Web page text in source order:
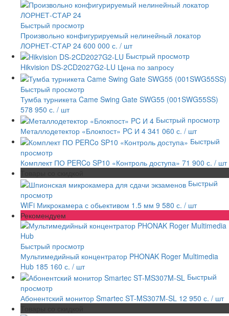
Быстрый просмотр
Произвольно конфигурируемый нелинейный локатор
ЛОРНЕТ-СТАР 24 600 000 с. / шт
Быстрый просмотр
Hikvision DS-2CD2027G2-LU Цена по запросу
Быстрый просмотр
Тумба турникета Came Swing Gate SWG55 (001SWG55SS)
578 950 с. / шт
Быстрый просмотр
Металлодетектор «Блокпост» PC И 4 341 060 с. / шт
Быстрый
просмотр
Комплект ПО PERCo SP10 «Контроль доступа» 71 900 с. / шт
Быстрый
просмотр
WiFi Микрокамера с обьективом 1.5 мм 9 580 с. / шт
Рекомендуем
Быстрый просмотр
Мультимедийный концентратор PHONAK Roger Multimedia
Hub 185 160 с. / шт
Быстрый
просмотр
Абонентский монитор Smartec ST-MS307M-SL 12 950 с. / шт